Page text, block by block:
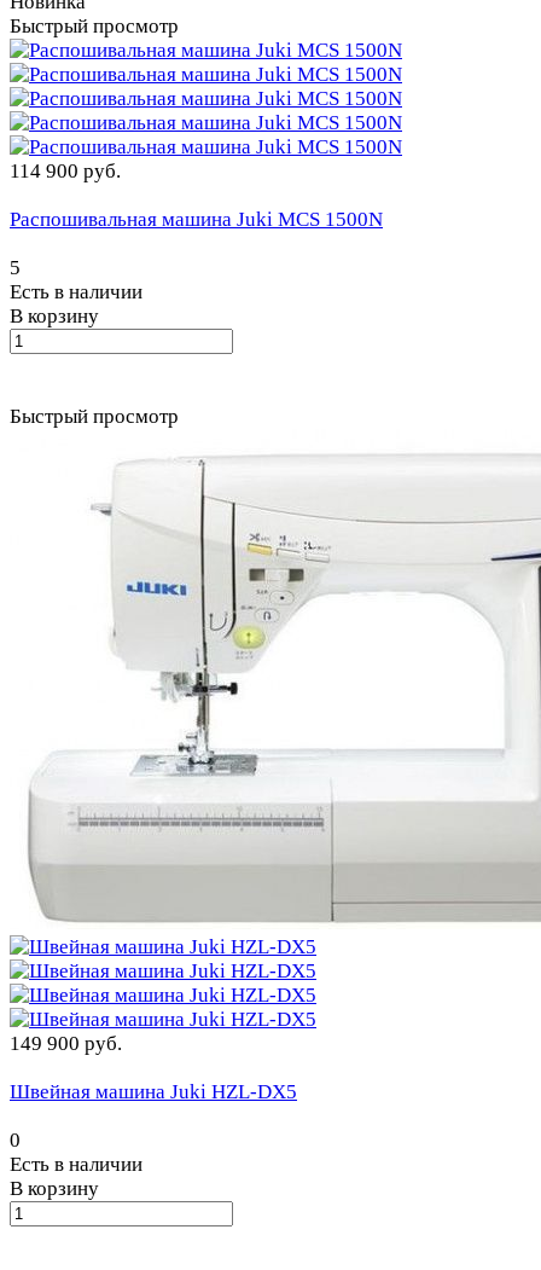
Быстрый просмотр
114 900 руб.
Распошивальная машина Juki MCS 1500N
5
Есть в наличии
В корзину
Быстрый просмотр
149 900 руб.
Швейная машина Juki HZL-DX5
0
Есть в наличии
В корзину